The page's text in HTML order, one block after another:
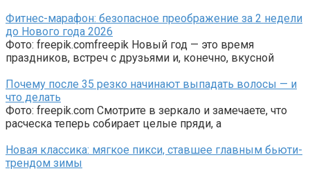
Фитнес-марафон: безопасное преображение за 2 недели
до Нового года 2026
Фото: freepik.comfreepik Новый год — это время
праздников, встреч с друзьями и, конечно, вкусной
Почему после 35 резко начинают выпадать волосы — и
что делать
Фото: freepik.com Смотрите в зеркало и замечаете, что
расческа теперь собирает целые пряди, а
Новая классика: мягкое пикси, ставшее главным бьюти-
трендом зимы